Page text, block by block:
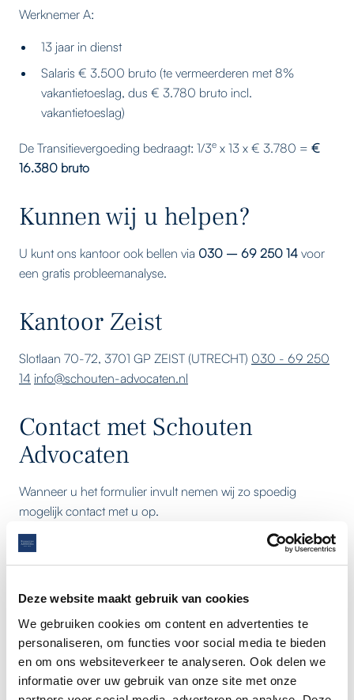
Deze website maakt gebruik van cookies
We gebruiken cookies om content en advertenties te
personaliseren, om functies voor social media te bieden
en om ons websiteverkeer te analyseren. Ook delen we
informatie over uw gebruik van onze site met onze
MAIL ONS
Werknemer A:
13 jaar in dienst
Salaris € 3.500 bruto (te vermeerderen met 8%
vakantietoeslag, dus € 3.780 bruto incl.
vakantietoeslag)
De Transitievergoeding bedraagt: 1/3e x 13 x € 3.780 = €
16.380 bruto
Kunnen wij u helpen?
U kunt ons kantoor ook bellen via 030 – 69 250 14 voor
een gratis probleemanalyse.
Kantoor Zeist
Slotlaan 70-72, 3701 GP ZEIST (UTRECHT) 030 - 69 250
14 info@schouten-advocaten.nl
Contact met Schouten
Advocaten
Wanneer u het formulier invult nemen wij zo spoedig
mogelijk contact met u op.
AUTEUR
Mr. M.F. Schouten
ADVOCAAT